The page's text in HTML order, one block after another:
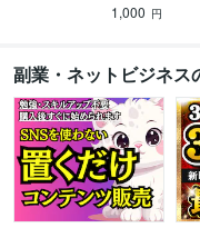
1,000 円
副業・ネットビジネス